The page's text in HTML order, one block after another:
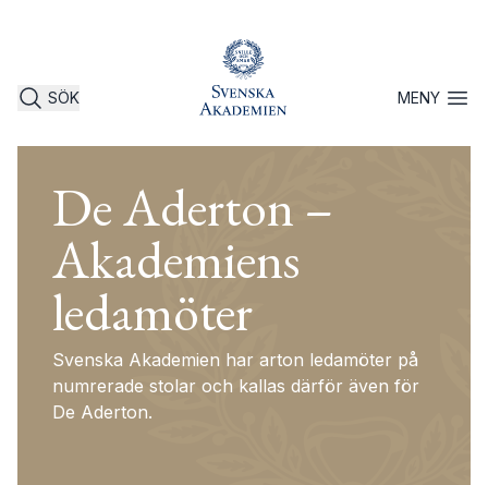
SÖK MENYÖppna
De Aderton –
Akademiens
ledamöter
Svenska Akademien har arton ledamöter på
numrerade stolar och kallas därför även för
De Aderton.